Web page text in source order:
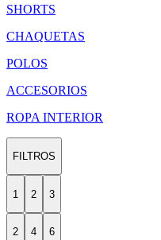
SHORTS
CHAQUETAS
POLOS
ACCESORIOS
ROPA INTERIOR
FILTROS
1 2 3
2 4 6